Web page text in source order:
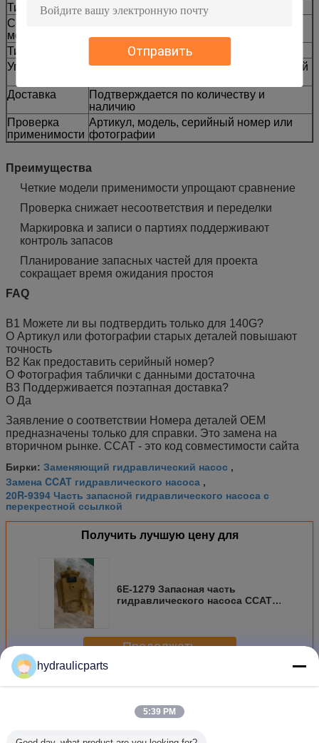
Отправить
Тип машины
Автогрейдер
Совместимые
модели
Тип поставки
Замена на вторичном рынке
Упаковка
Доступна экспортная упаковка с защитой
Доставка
Подтверждается по количеству и
наличию
Проверка
применимости
Артикул, модель, серийный номер или
фотографии
Преимущества
Четкие модели применимости упрощают сравнение
Проверка снижает несоответствия и переделки
Маркировка и записи о партиях поддерживают
контроль запасов
Планирование запасных частей для проекта
сокращает время ожидания простоя
FAQ
В1 Можете ли вы подтвердить только для 140G?
О Артикул или фотографии старых деталей повышают
точность
В2 Как предоставить серийный номер?
О Фотография таблички с данными достаточна
В3 Поддерживается поэтапная доставка?
О Да
Заявление о соответствии Номера деталей OEM
предназначены только для справки. Это замена на
вторичном рынке. CCAT - это код совместимости сайта
Бирки: Заменяющий гидравлический насос ,
Замена CCAT гидравлического насоса ,
20R-9394 Часть запасной гидравлического насоса с
перекрестной ссылкой
Получить лучшую цену для
6E-1279 Запасная часть
гидравлического насоса CCAT,
130G 140G 160G
Продолжать
БольшеГидронасос гусеницы
hydraulicparts
5:39 PM